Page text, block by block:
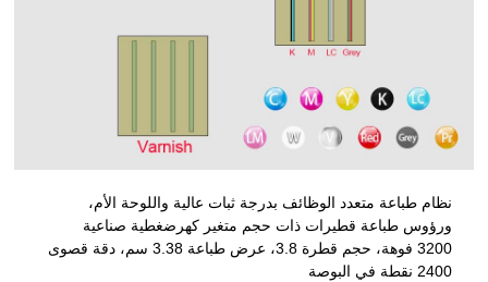
نظام طباعة متعدد الوظائف بدرجة ثبات عالية واللوحة الأم،
ورؤوس طباعة قطيرات ذات حجم متغير كهرضغطية صناعية
3200 فوهة، حجم قطرة 3.8، عرض طباعة 3.38 سم، دقة قصوى
2400 نقطة في البوصة